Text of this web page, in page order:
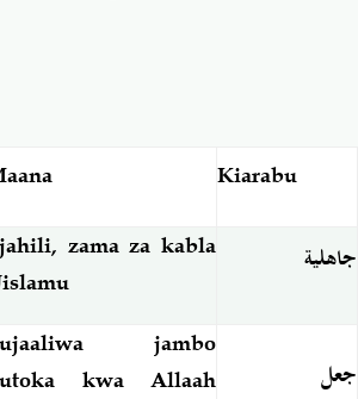
Duaa-Adhkaar
Kauli Za Salaf
Maswali-Majibu
Kiarabu
zama za kabla
جاهلية
jambo
kwa Allaah
جعل